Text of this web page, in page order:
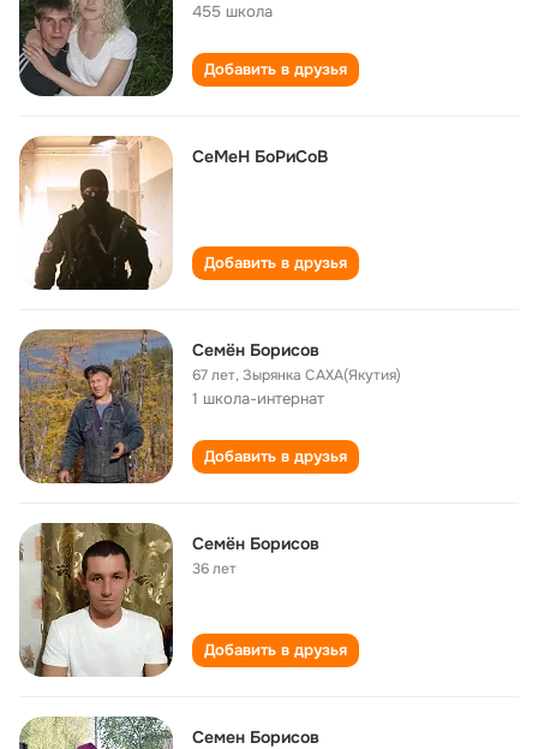
455 школа
Добавить в друзья
СеМеН БоРиСоВ
Добавить в друзья
Семён Борисов
67 лет,Зырянка САХА(Якутия)
1 школа-интернат
Добавить в друзья
Семён Борисов
36 лет
Добавить в друзья
Семен Борисов